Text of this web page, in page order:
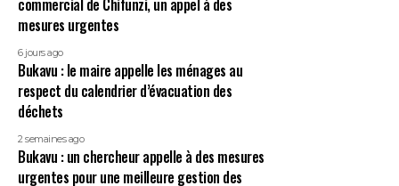
mesures urgentes
6 jours ago
Bukavu : le maire appelle les ménages au
respect du calendrier d’évacuation des
déchets
2 semaines ago
Bukavu : un chercheur appelle à des mesures
urgentes pour une meilleure gestion des